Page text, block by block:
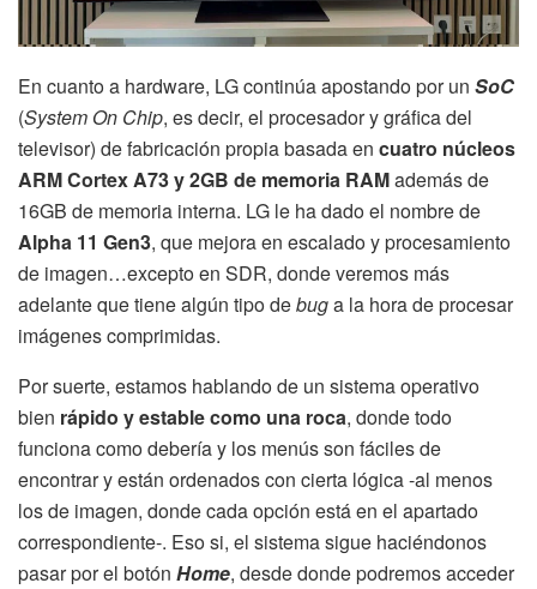
En cuanto a hardware, LG continúa apostando por un SoC
(System On Chip, es decir, el procesador y gráfica del
televisor) de fabricación propia basada en cuatro núcleos
ARM Cortex A73 y 2GB de memoria RAMademás de
16GB de memoria interna. LG le ha dado el nombre de
Alpha 11 Gen3, que mejora en escalado y procesamiento
de imagen…excepto en SDR, donde veremos más
adelante que tiene algún tipo debuga la hora de procesar
imágenes comprimidas.
Por suerte, estamos hablando de un sistema operativo
bien rápido y estable como una roca, donde todo
funciona como debería y los menús son fáciles de
encontrar y están ordenados con cierta lógica -al menos
los de imagen, donde cada opción está en el apartado
correspondiente-. Eso si, el sistema sigue haciéndonos
pasar por el botón Home, desde donde podremos acceder